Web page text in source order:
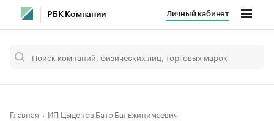
РБК Компании Личный кабинет
Главная ИП Цыденов Бато Бальжинимаевич